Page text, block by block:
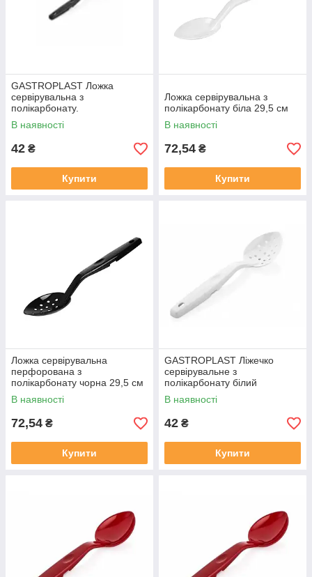
GASTROPLAST Ложка
сервірувальна з
полікарбонату.
В наявності
42 ₴
Купити
Ложка сервірувальна з
полікарбонату біла 29,5 см
В наявності
72,54 ₴
Купити
Ложка сервірувальна
перфорована з
полікарбонату чорна 29,5 см
В наявності
72,54 ₴
Купити
GASTROPLAST Ліжечко
сервірувальне з
полікарбонату білий
(перфорований)
В наявності
42 ₴
Купити